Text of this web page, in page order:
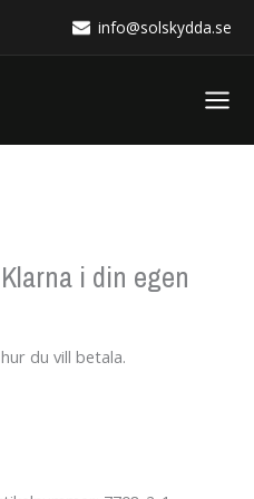
info@solskydda.se
i din egen
du vill betala.